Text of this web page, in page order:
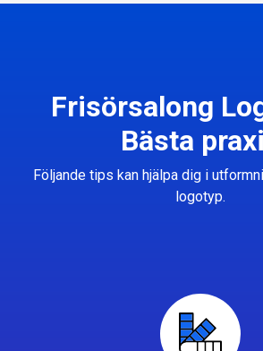
Frisörsalong
Bästa
Följande tips kan hjälpa dig i
logotyp.